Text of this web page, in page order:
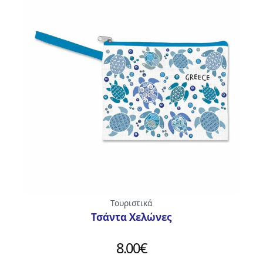
ΠΡΟΦΥΛΑΚΤΙΚΑ
Τουριστικά
Τσάντα Χελώνες
8.00€